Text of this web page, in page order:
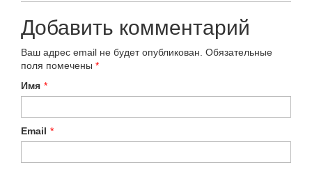
Добавить комментарий
Ваш адрес email не будет опубликован. Обязательные
поля помечены *
Имя *
Email *